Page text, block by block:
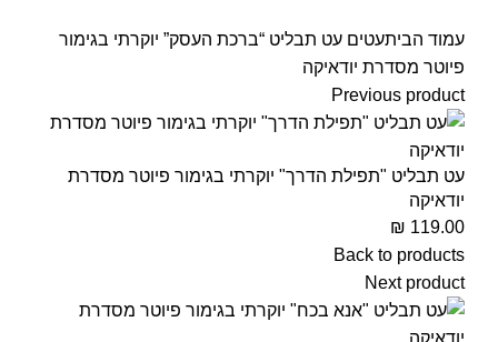
עמוד הביתעטים עט תבליט “ברכת העסק” יוקרתי בגימור
פיוטר מסדרת יודאיקה
Previous product
עט תבליט "תפילת הדרך" יוקרתי בגימור פיוטר מסדרת
יודאיקה
119.00
₪
Back to products
Next product